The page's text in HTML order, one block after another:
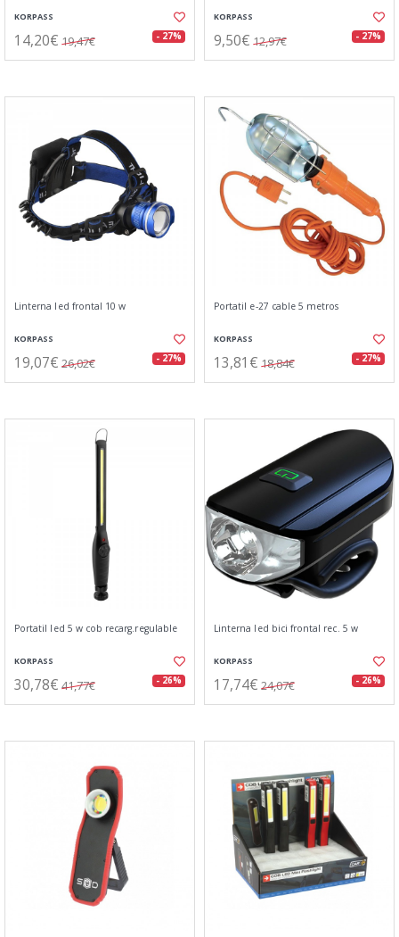
KORPASS
14,20€ 19,47€ - 27%
KORPASS
9,50€ 12,97€ - 27%
Linterna led frontal 10 w
KORPASS
19,07€ 26,02€ - 27%
Portatil e-27 cable 5 metros
KORPASS
13,81€ 18,84€ - 27%
Portatil led 5 w cob recarg.regulable
KORPASS
30,78€ 41,77€ - 26%
Linterna led bici frontal rec. 5 w
KORPASS
17,74€ 24,07€ - 26%